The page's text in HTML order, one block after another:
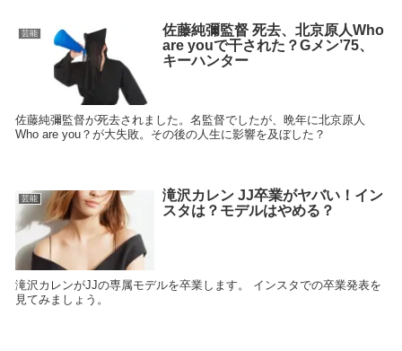
芸能
佐藤純彌監督 死去、北京原人Who
are youで干された？Gメン’75、
キーハンター
佐藤純彌監督が死去されました。名監督でしたが、晩年に北京原人
Who are you？が大失敗。その後の人生に影響を及ぼした？
芸能
滝沢カレン JJ卒業がヤバい！イン
スタは？モデルはやめる？
滝沢カレンがJJの専属モデルを卒業します。 インスタでの卒業発表を
見てみましょう。